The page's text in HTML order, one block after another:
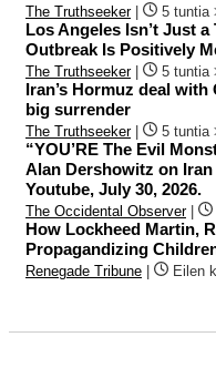
The Truthseeker| 5 tuntia
Los Angeles Isn’t Just
Outbreak Is Positively
The Truthseeker| 5 tuntia
Iran’s Hormuz deal
big surrender
The Truthseeker| 5 tuntia
“YOU’RE The Evil
Alan Dershowitz on
Youtube, July 30, 2026.
The Occidental Observer|
How Lockheed Martin,
Propagandizing
Renegade Tribune | Eilen